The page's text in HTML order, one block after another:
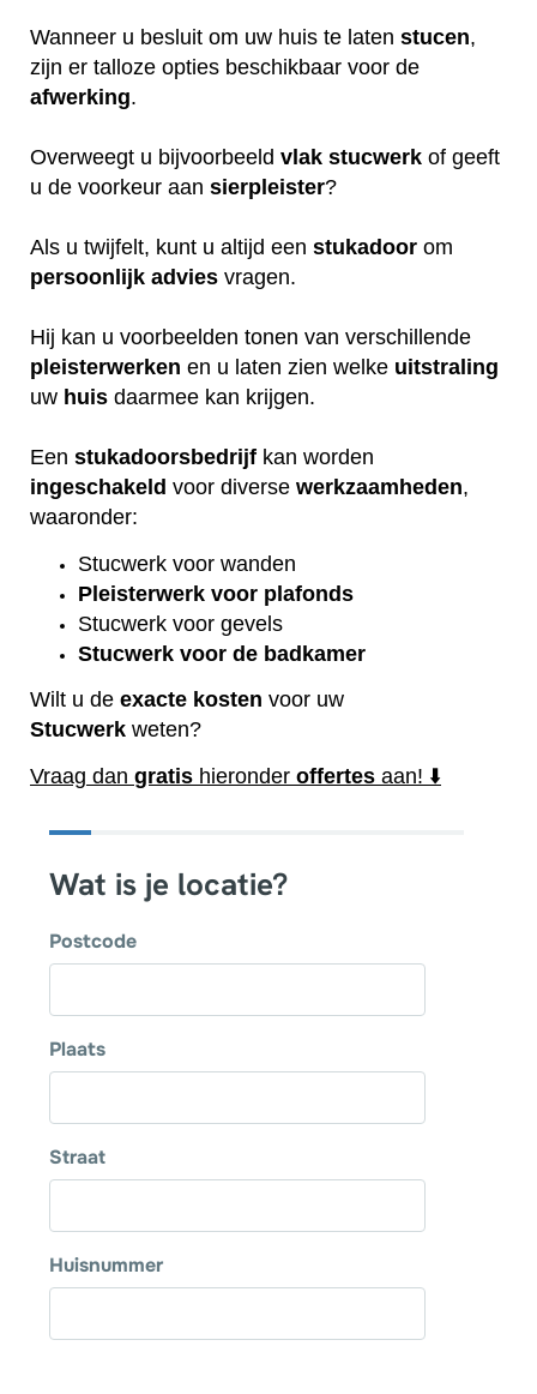
Wanneer u besluit om uw huis te laten stucen,
zijn er talloze opties beschikbaar voor de
afwerking.
Overweegt u bijvoorbeeld vlak stucwerk of geeft
u de voorkeur aan sierpleister?
Als u twijfelt, kunt u altijd een stukadoor om
persoonlijk advies vragen.
Hij kan u voorbeelden tonen van verschillende
pleisterwerken en u laten zien welke uitstraling
uw huis daarmee kan krijgen.
Een stukadoorsbedrijf kan worden
ingeschakeld voor diverse werkzaamheden,
waaronder:
Stucwerk voor wanden
Pleisterwerk voor plafonds
Stucwerk voor gevels
Stucwerk voor de badkamer
Wilt u de exacte kosten voor uw
Stucwerk weten?
Vraag dan gratis hieronder offertes aan! ⬇️